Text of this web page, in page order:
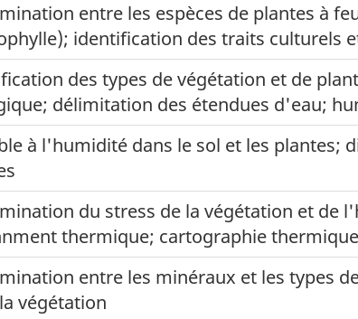
entre les espèces de plantes à
identification des traits culturels
des types de végétation et de
délimitation des étendues d'eau;
à l'humidité dans le sol et les plantes;
du stress de la végétation et de
thermique; cartographie
entre les minéraux et les types
végétation